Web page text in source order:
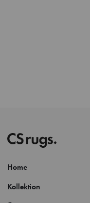
Home
Kollektion